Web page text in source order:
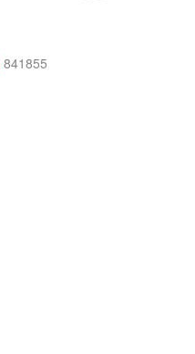
841855